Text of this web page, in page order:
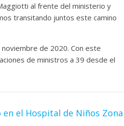
al frente del ministerio y
transitando juntos este camino
de 2020. Con este
de ministros a 39 desde el
el Hospital de Niños Zona